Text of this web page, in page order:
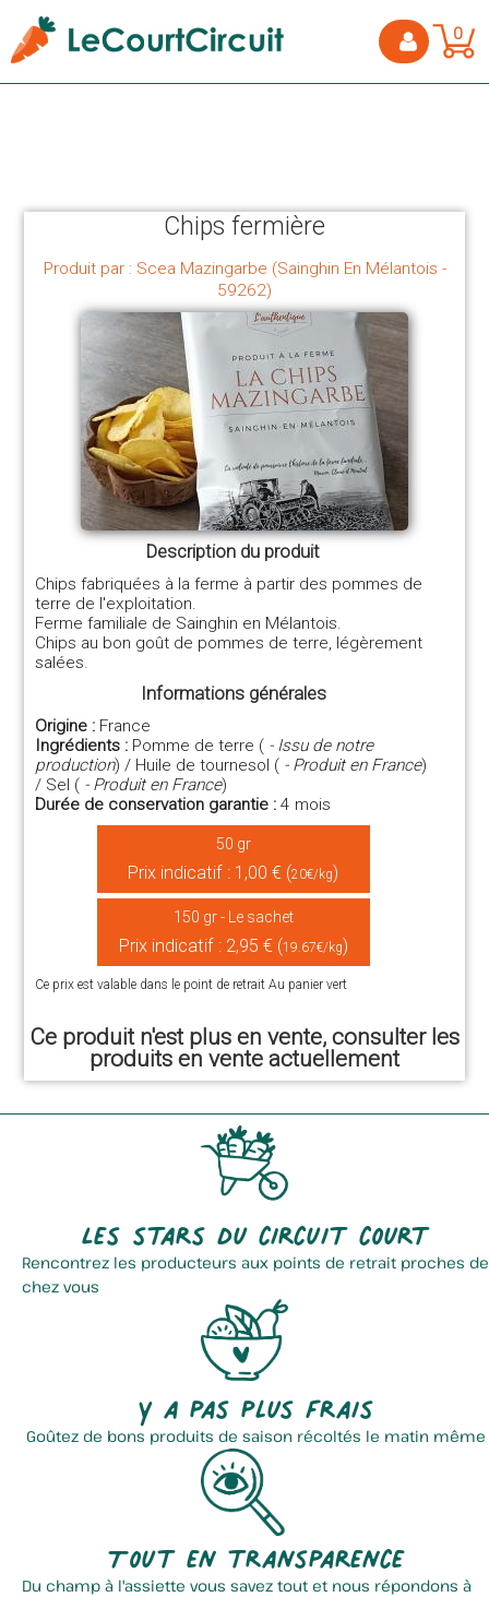
0
Chips fermière
Produit par : Scea Mazingarbe (Sainghin En Mélantois -
59262)
Description du produit
Chips fabriquées à la ferme à partir des pommes de
terre de l'exploitation.
Ferme familiale de Sainghin en Mélantois.
Chips au bon goût de pommes de terre, légèrement
salées.
Informations générales
Origine : France
Ingrédients : Pomme de terre ( - Issu de notre
production) / Huile de tournesol ( - Produit en France)
/ Sel ( - Produit en France)
Durée de conservation garantie :4 mois
50 gr
Prix indicatif : 1,00 € (20€/kg)
150 gr - Le sachet
Prix indicatif : 2,95 € (19.67€/kg)
Ce prix est valable dans le point de retrait Au panier vert
Ce produit n'est plus en vente, consulter les
produits en vente actuellement
Les stars du circuit court
Rencontrez les producteurs aux points de retrait proches de
chez vous
Y a pas plus frais
Goûtez de bons produits de saison récoltés le matin même
Tout en transparence
Du champ à l'assiette vous savez tout et nous répondons à